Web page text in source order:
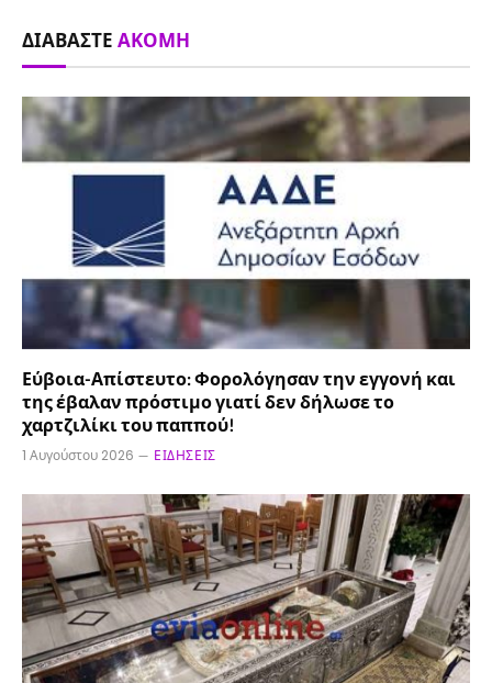
ΔΙΑΒΆΣΤΕ ΑΚΌΜΗ
Εύβοια-Απίστευτο: Φορολόγησαν την εγγονή και
της έβαλαν πρόστιμο γιατί δεν δήλωσε το
χαρτζιλίκι του παππού!
1 Αυγούστου 2026 ΕΙΔΉΣΕΙΣ